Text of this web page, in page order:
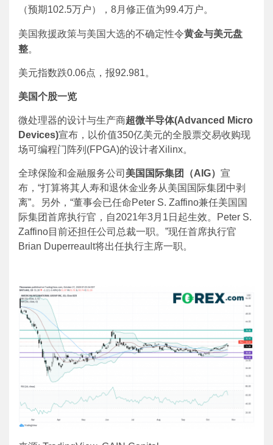
（预期102.5万户），8月修正值为99.4万户。
美国救援政策与美国大选的不确定性令黄金与美元盘
整。
美元指数跌0.06点，报92.981。
美国个股一览
微处理器的设计与生产商超微半导体(Advanced Micro
Devices)宣布，以价值350亿美元的全股票交易收购现
场可编程门阵列(FPGA)的设计者Xilinx。
全球保险和金融服务公司 美国国际集团（AIG） 宣
布，“打算将其人寿和退休金业务从美国国际集团中剥
离”。另外，“董事会已任命Peter S. Zaffino兼任美国国
际集团首席执行官，自2021年3月1日起生效。Peter S.
Zaffino目前还担任公司总裁一职。”现任首席执行官
Brian Duperreault将出任执行主席一职。